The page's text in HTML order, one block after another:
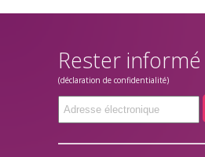
Rester informé
(déclaration de confidentialité)